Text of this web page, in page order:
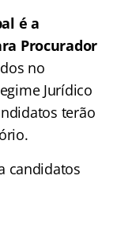
é a
Procurador
no
Jurídico
terão
candidatos